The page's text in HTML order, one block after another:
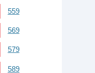
559
569
579
589